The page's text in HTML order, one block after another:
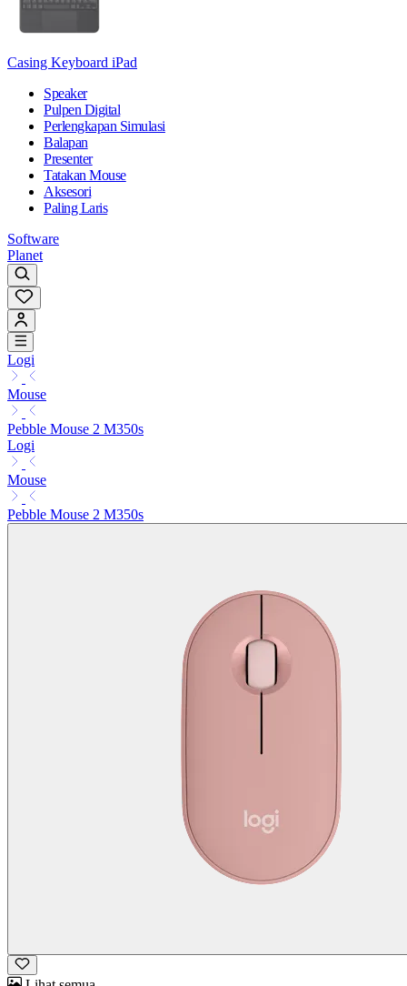
Casing Keyboard iPad
Speaker
Pulpen Digital
Perlengkapan Simulasi
Balapan
Presenter
Tatakan Mouse
Aksesori
Paling Laris
Software
Planet
Logi
Mouse
Pebble Mouse 2 M350s
Logi
Mouse
Pebble Mouse 2 M350s